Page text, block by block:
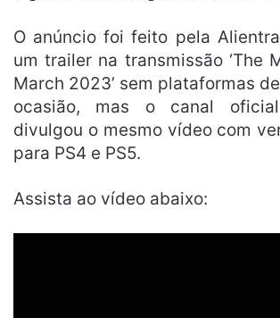
O anúncio foi feito pela
um trailer na transmissão ‘The
March 2023’ sem plataformas
ocasião, mas o canal oficial
divulgou o mesmo vídeo com
para PS4 e PS5.
Assista ao vídeo abaixo: